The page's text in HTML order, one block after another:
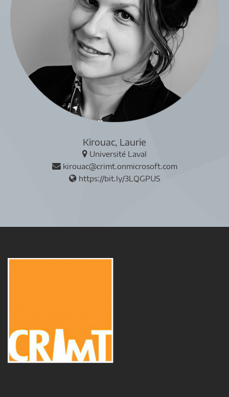
Kirouac, Laurie
Université Laval
kirouac@crimt.onmicrosoft.com
https://bit.ly/3LQGPUS